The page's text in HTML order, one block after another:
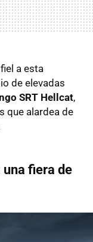
a esta
de elevadas
SRT Hellcat,
que alardea de
una fiera de